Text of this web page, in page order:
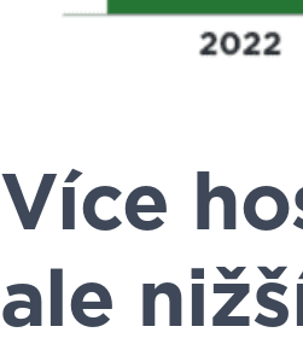
Více
ale